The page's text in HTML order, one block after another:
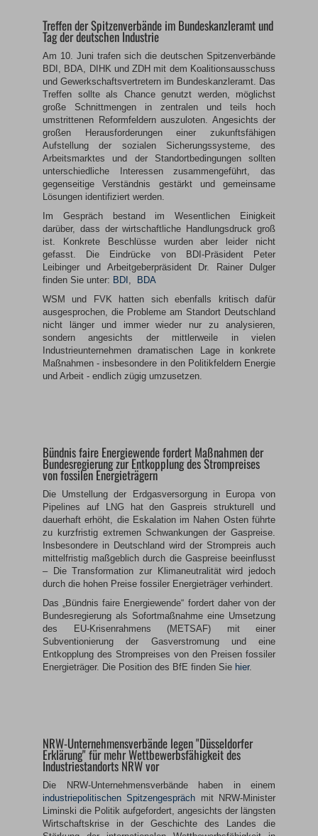
Treffen der Spitzenverbände im Bundeskanzleramt und
Tag der deutschen Industrie
Am 10. Juni trafen sich die deutschen Spitzenverbände
BDI, BDA, DIHK und ZDH mit dem Koalitionsausschuss
und Gewerkschaftsvertretern im Bundeskanzleramt.
Das
Treffen sollte als Chance genutzt werden, möglichst
große Schnittmengen in zentralen und teils hoch
umstrittenen Reformfeldern auszuloten. Angesichts der
großen Herausforderungen einer zukunftsfähigen
Aufstellung der sozialen Sicherungssysteme, des
Arbeitsmarktes und der Standortbedingungen sollten
unterschiedliche Interessen zusammengeführt, das
gegenseitige Verständnis gestärkt und gemeinsame
Lösungen identifiziert werden.
Im Gespräch bestand im Wesentlichen Einigkeit
darüber, dass der wirtschaftliche Handlungsdruck groß
ist. Konkrete Beschlüsse wurden aber leider nicht
gefasst. Die Eindrücke von BDI-Präsident Peter
Leibinger und Arbeitgeberpräsident Dr. Rainer Dulger
finden Sie unter: BDI
BDA
WSM und FVK hatten sich ebenfalls kritisch dafür
ausgesprochen, die Probleme am Standort Deutschland
nicht länger und immer wieder nur zu analysieren,
sondern angesichts der mittlerweile in vielen
Industrieunternehmen dramatischen Lage in konkrete
Maßnahmen - insbesondere in den Politikfeldern Energie
und Arbeit - endlich zügig umzusetzen.
Bündnis faire Energiewende fordert Maßnahmen der
Bundesregierung zur Entkopplung des Strompreises
von fossilen Energieträgern
Die Umstellung der Erdgasversorgung in Europa von
Pipelines auf LNG hat den Gaspreis strukturell und
dauerhaft erhöht, die Eskalation im Nahen Osten führte
zu kurzfristig extremen Schwankungen der Gaspreise.
Insbesondere in Deutschland wird der Strompreis auch
mittelfristig maßgeblich durch die Gaspreise beeinflusst
– Die Transformation zur Klimaneutralität wird jedoch
durch die hohen Preise fossiler Energieträger verhindert.
Das „Bündnis faire Energiewende“ fordert daher von der
Bundesregierung als Sofortmaßnahme eine Umsetzung
des EU-Krisenrahmens (METSAF) mit einer
Subventionierung der Gasverstromung und eine
Entkopplung des Strompreises von den Preisen fossiler
Energieträger. Die Position des BfE finden Sie hier.
NRW-Unternehmensverbände legen "Düsseldorfer
Erklärung" für mehr Wettbewerbsfähigkeit des
Industriestandorts NRW vor
Die NRW-Unternehmensverbände haben in einem
industriepolitischen Spitzengespräch mit NRW-Minister
Liminski die Politik aufgefordert, angesichts der längsten
Wirtschaftskrise in der Geschichte des Landes die